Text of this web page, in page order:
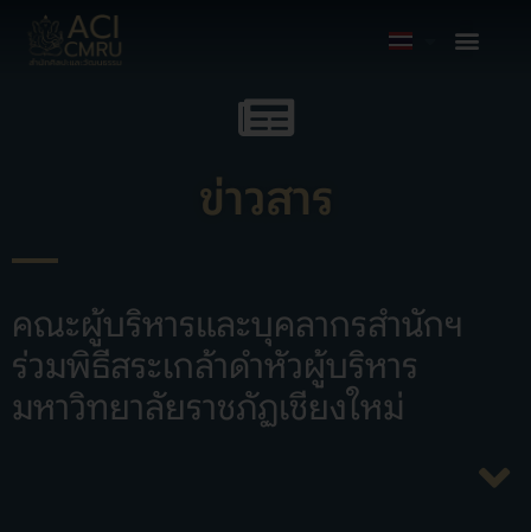
ข่าวสาร
คณะผู้บริหารและบุคลากรสำนักฯ
ร่วมพิธีสระเกล้าดำหัวผู้บริหาร
มหาวิทยาลัยราชภัฏเชียงใหม่